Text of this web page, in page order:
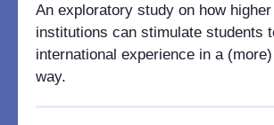
An exploratory study on how
institutions can stimulate students
international experience in a
way.